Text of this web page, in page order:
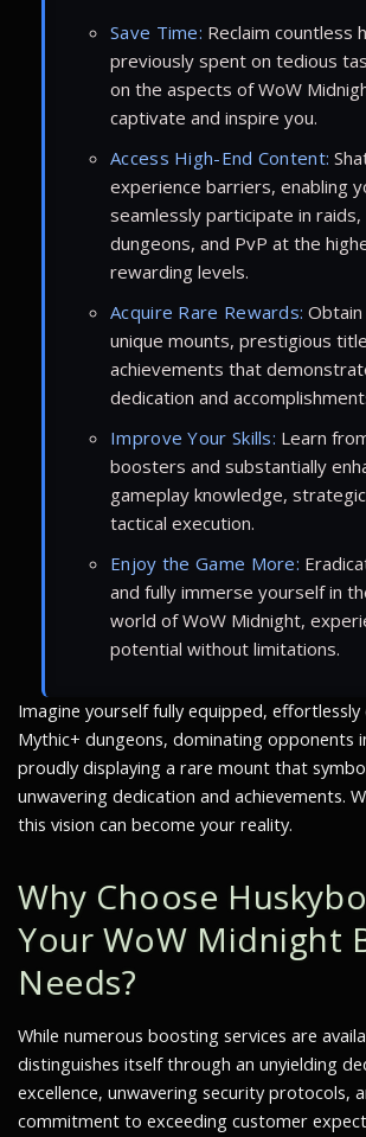
Save Time: Reclaim countless
previously spent on tedious
on the aspects of WoW
captivate and inspire you.
Access High-End Content:
experience barriers, enabling
seamlessly participate in raids,
dungeons, and PvP at the
rewarding levels.
Acquire Rare Rewards:
unique mounts, prestigious
achievements that
dedication and
Improve Your Skills: Learn
boosters and substantially
gameplay knowledge,
tactical execution.
Enjoy the Game More:
and fully immerse yourself in
world of WoW Midnight,
potential without limitations.
Imagine yourself fully equipped, effortlessly
Mythic+ dungeons, dominating opponents
proudly displaying a rare mount that
unwavering dedication and achievements.
this vision can become your reality.
Why Choose
Your WoW Midnight
Needs?
While numerous boosting services are
distinguishes itself through an unyielding
excellence, unwavering security protocols,
commitment to exceeding customer